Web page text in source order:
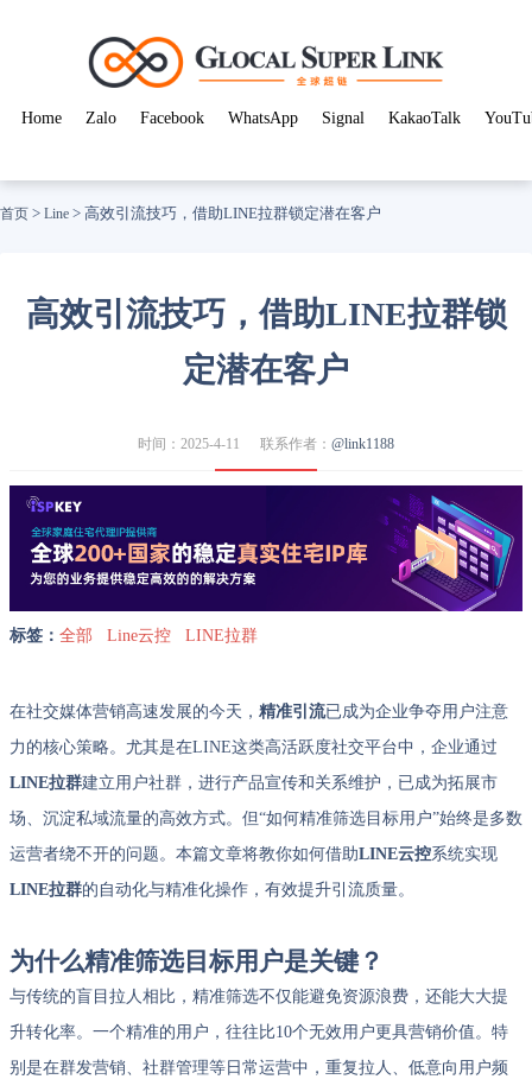
Home Zalo Facebook WhatsApp Signal KakaoTalk
首页 > Line > 高效引流技巧，借助LINE拉群锁定潜在客户
高效引流技巧，借助LINE拉群锁
定潜在客户
时间：2025-4-11 联系作者： @link1188
标签： 全部 Line云控 LINE拉群
在社交媒体营销高速发展的今天， 精准引流已成为企业争夺用户注意
力的核心策略。尤其是在LINE这类高活跃度社交平台中，企业通过
LINE拉群建立用户社群，进行产品宣传和关系维护，已成为拓展市
场、沉淀私域流量的高效方式。但“如何精准筛选目标用户”始终是多数
运营者绕不开的问题。本篇文章将教你如何借助LINE云控系统实现
LINE拉群的自动化与精准化操作，有效提升引流质量。
为什么精准筛选目标用户是关键？
与传统的盲目拉人相比，精准筛选不仅能避免资源浪费，还能大大提
升转化率。一个精准的用户，往往比10个无效用户更具营销价值。特
别是在群发营销、社群管理等日常运营中，重复拉人、低意向用户频